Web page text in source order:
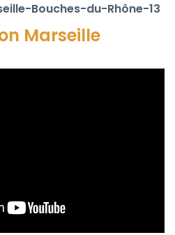
Bouches-du-Rhône-13
Marseille